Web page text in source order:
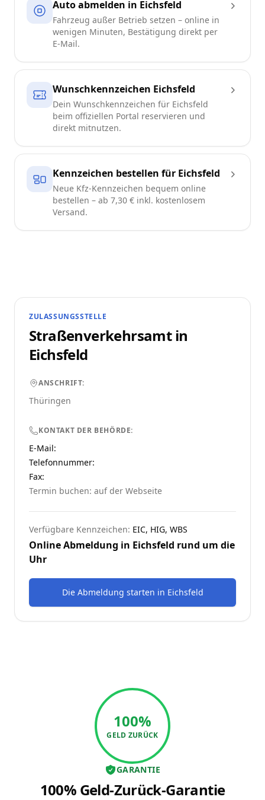
Auto abmelden in Eichsfeld
Fahrzeug außer Betrieb setzen – online in
wenigen Minuten, Bestätigung direkt per
E-Mail.
Wunschkennzeichen Eichsfeld
Dein Wunschkennzeichen für Eichsfeld
beim offiziellen Portal reservieren und
direkt mitnutzen.
Kennzeichen bestellen für Eichsfeld
Neue Kfz-Kennzeichen bequem online
bestellen – ab 7,30 € inkl. kostenlosem
Versand.
ZULASSUNGSSTELLE
Straßenverkehrsamt in
Eichsfeld
ANSCHRIFT:
Thüringen
KONTAKT DER BEHÖRDE:
E-Mail:
Telefonnummer:
Fax:
Termin buchen: auf der Webseite
Verfügbare Kennzeichen: EIC, HIG, WBS
Online Abmeldung in Eichsfeld rund um die
Uhr
Die Abmeldung starten in Eichsfeld
100%
GELD ZURÜCK
GARANTIE
100% Geld-Zurück-Garantie